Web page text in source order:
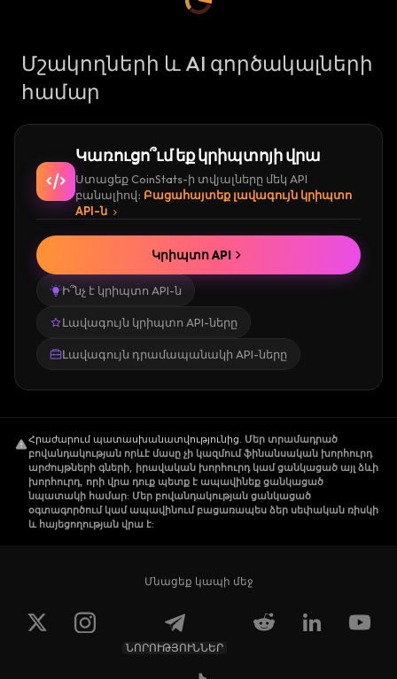
Մշակողների և AI գործակալների
համար
Կառուցո՞ւմ եք կրիպտոյի վրա
Ստացեք CoinStats-ի տվյալները մեկ API
բանալիով։ Բացահայտեք լավագույն կրիպտո
API-ն
Ի՞նչ է կրիպտո API-ն
Լավագույն կրիպտո API-ները
Լավագույն դրամապանակի API-ները
Կրիպտո API
Հրաժարում պատասխանատվությունից. Մեր տրամադրած
բովանդակության որևէ մասը չի կազմում ֆինանսական խորհուրդ
արժույթների գների, իրավական խորհուրդ կամ ցանկացած այլ ձևի
խորհուրդ, որի վրա դուք պետք է ապավինեք ցանկացած
նպատակի համար: Մեր բովանդակության ցանկացած
օգտագործում կամ ապավինում բացառապես ձեր սեփական ռիսկի
և հայեցողության վրա է:
Մնացեք կապի մեջ
ՆՈՐՈՒԹՅՈՒՆՆԵՐ